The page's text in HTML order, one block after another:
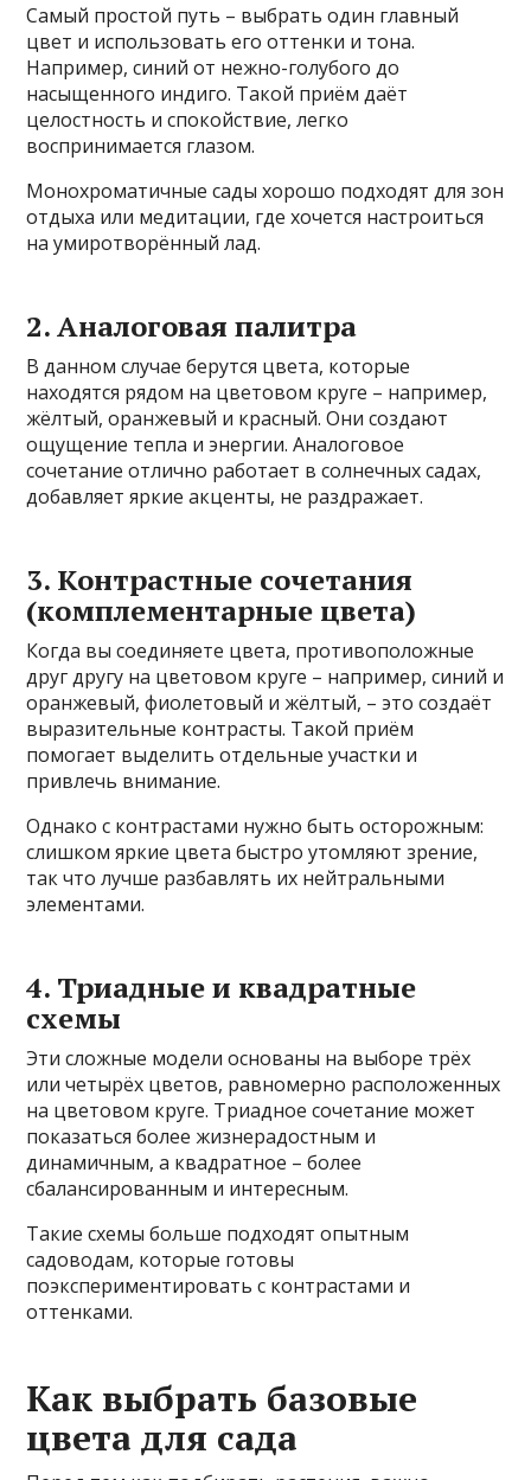
Самый простой путь – выбрать один главный
цвет и использовать его оттенки и тона.
Например, синий от нежно-голубого до
насыщенного индиго. Такой приём даёт
целостность и спокойствие, легко
воспринимается глазом.
Монохроматичные сады хорошо подходят для зон
отдыха или медитации, где хочется настроиться
на умиротворённый лад.
2. Аналоговая палитра
В данном случае берутся цвета, которые
находятся рядом на цветовом круге – например,
жёлтый, оранжевый и красный. Они создают
ощущение тепла и энергии. Аналоговое
сочетание отлично работает в солнечных садах,
добавляет яркие акценты, не раздражает.
3. Контрастные сочетания
(комплементарные цвета)
Когда вы соединяете цвета, противоположные
друг другу на цветовом круге – например, синий и
оранжевый, фиолетовый и жёлтый, – это создаёт
выразительные контрасты. Такой приём
помогает выделить отдельные участки и
привлечь внимание.
Однако с контрастами нужно быть осторожным:
слишком яркие цвета быстро утомляют зрение,
так что лучше разбавлять их нейтральными
элементами.
4. Триадные и квадратные
схемы
Эти сложные модели основаны на выборе трёх
или четырёх цветов, равномерно расположенных
на цветовом круге. Триадное сочетание может
показаться более жизнерадостным и
динамичным, а квадратное – более
сбалансированным и интересным.
Такие схемы больше подходят опытным
садоводам, которые готовы
поэкспериментировать с контрастами и
оттенками.
Как выбрать базовые
цвета для сада